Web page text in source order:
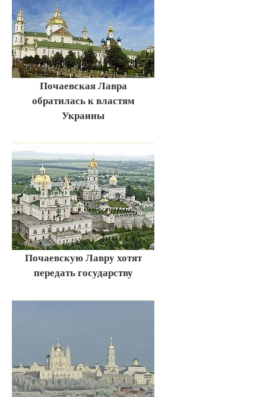
Почаевская Лавра
обратилась к властям
Украины
Почаевскую Лавру хотят
передать государству